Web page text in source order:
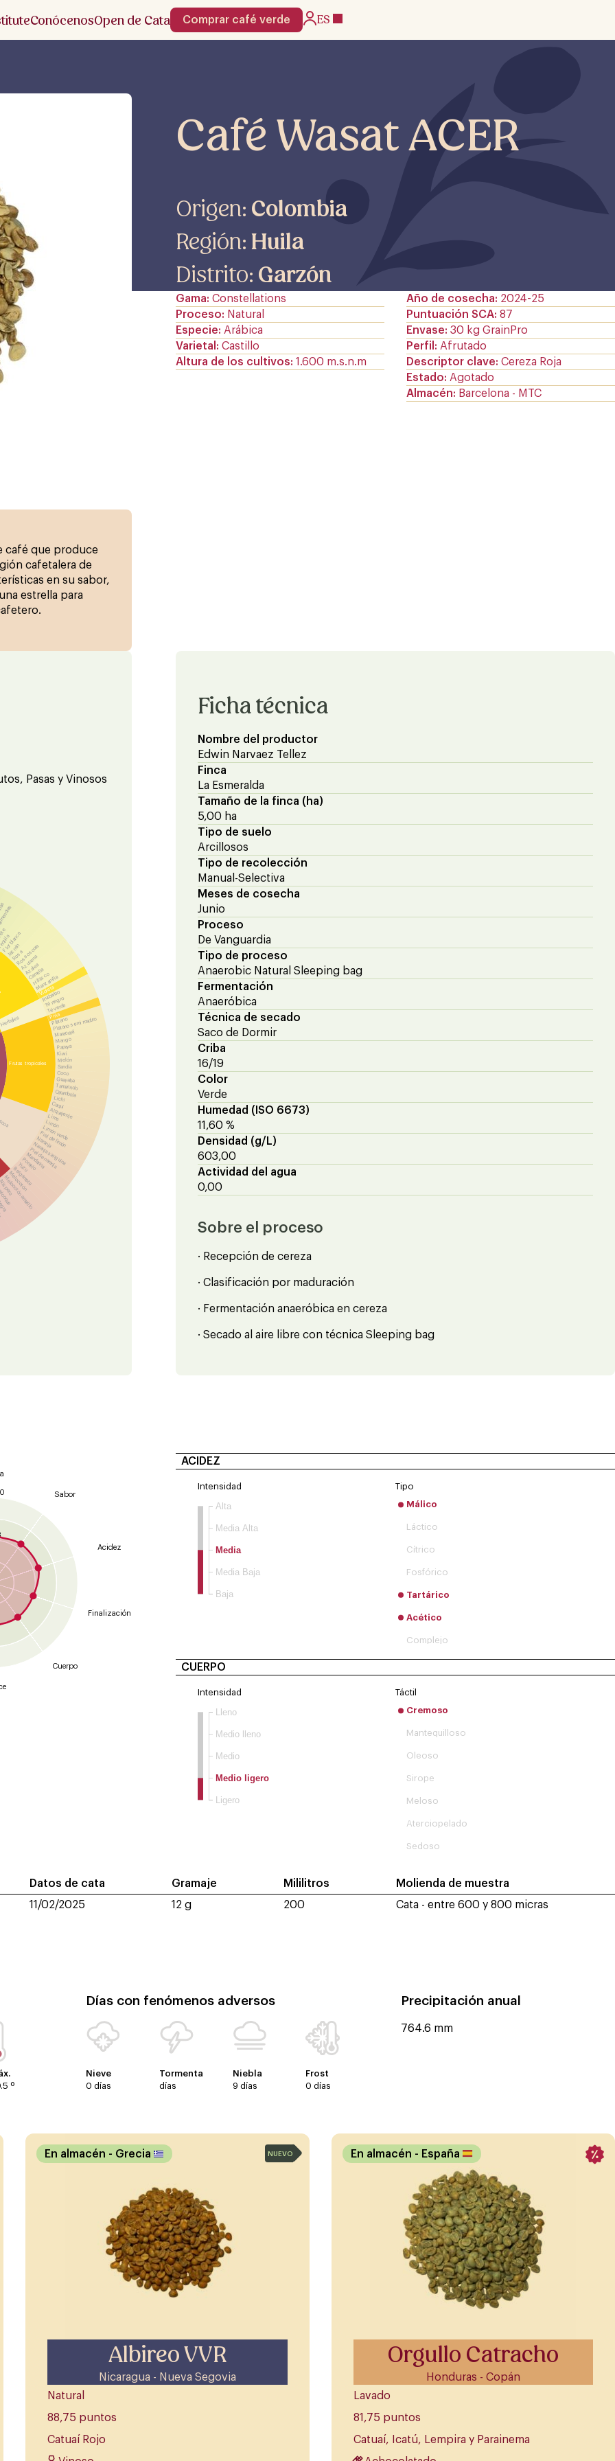
ConócenosOpen de Cata Comprar café verde ES
Café Wasat ACER
Origen: Colombia
Región:Huila
Distrito: Garzón
Gama Constellations
Proceso
Natural
Especie
Arábica
Varietal
Castillo
Altura de los cultivos 1.600 m.s.n.m
Año de cosecha
2024-25
Puntuación SCA 87
Envase 30 kg GrainPro
Perfil
Afrutado
Descriptor clave Cereza Roja
Estado
Agotado
Almacén
Barcelona - MTC
café que produce
cafetalera de
en su sabor,
estrella para
Pasas y Vinosos
Herbales
Frutas tropicales
Flor blanca
Jazmín
RosaRosa oscura
Azucena
Azalea
Camelia
Hibisco
Manzanilla
Violeta
Ruibarbo
Té negro
Té verde
Piña
Plátano
Plátano semi maduro
Maracuyá
Mango
Papaya
Kiwi
Melón
Sandía
Coco
Guayaba
Tamarindo
Carambola
Lichi
Caqui
Alquejenje
Lima
Limón
Limón verde
Piel de limón
Naranja
Naranja sanguina
Piel de naranja
Mandarina
Pomelo
Yuzu
Bergamota
Melocotón
Melocotón amarillo
Ficha técnica
Nombre del productor
Edwin Narvaez Tellez
Finca
La Esmeralda
Tamaño de la finca (ha)
5,00 ha
Tipo de suelo
Arcillosos
Tipo de recolección
Manual-Selectiva
Meses de cosecha
Junio
Proceso
De Vanguardia
Tipo de proceso
Anaerobic Natural Sleeping bag
Fermentación
Anaeróbica
Técnica de secado
Saco de Dormir
Criba
16/19
Color
Verde
Humedad (ISO 6673)
11,60 %
Densidad (g/L)
603,00
Actividad del agua
0,00
Sobre el proceso
· Recepción de cereza
· Clasificación por maduración
· Fermentación anaeróbica en cereza
· Secado al aire libre con técnica Sleeping bag
Sabor
Acidez
Finalización
Cuerpo
ACIDEZ
Intensidad
Baja
Media Baja
Media
Media Alta
Alta
Tipo
Málico
Láctico
Cítrico
Fosfórico
Tartárico
Acético
Complejo
CUERPO
Intensidad
Ligero
Medio ligero
Medio
Medio lleno
Lleno
Táctil
Cremoso
Mantequilloso
Oleoso
Sirope
Meloso
Aterciopelado
Sedoso
Datos de cata
11/02/2025
Gramaje
12 g
Mililitros
200
Molienda de muestra
Cata - entre 600 y 800 micras
º
Días con fenómenos adversos
Nieve
0 días
Tormenta
días
Niebla
9 días
Frost
0 días
Precipitación anual
764.6 mm
Albireo VVR
Nicaragua - Nueva Segovia
En almacén - Grecia
Natural
88,75 puntos
Catuaí Rojo
NUEVO
Orgullo Catracho
Honduras - Copán
En almacén - España
Lavado
81,75 puntos
Catuaí, Icatú, Lempira y Parainema